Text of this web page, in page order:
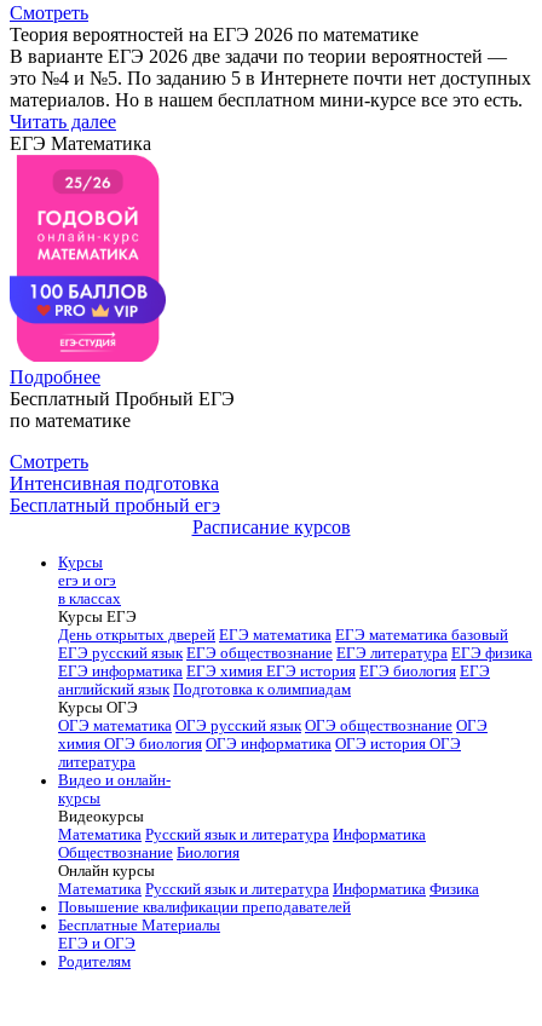
Смотреть
Теория вероятностей на ЕГЭ 2026 по математике
В варианте ЕГЭ 2026 две задачи по теории вероятностей —
это №4 и №5. По заданию 5 в Интернете почти нет доступных
материалов. Но в нашем бесплатном мини-курсе все это есть.
Читать далее
ЕГЭ Математика
Подробнее
Бесплатный Пробный ЕГЭ
по математике
Смотреть
Интенсивная подготовка
Бесплатный пробный егэ
Расписание курсов
Курсы
егэ и огэ
в классах
Курсы ЕГЭ
День открытых дверей ЕГЭ математика ЕГЭ математика базовый
ЕГЭ русский язык ЕГЭ обществознание ЕГЭ литература ЕГЭ физика
ЕГЭ информатика ЕГЭ химия ЕГЭ история ЕГЭ биология ЕГЭ
английский язык Подготовка к олимпиадам
Курсы ОГЭ
ОГЭ математика ОГЭ русский язык ОГЭ обществознание ОГЭ
химия ОГЭ биология ОГЭ информатика ОГЭ история ОГЭ
литература
Видео и онлайн-
курсы
Видеокурсы
Математика Русский язык и литература Информатика
Обществознание Биология
Онлайн курсы
Математика Русский язык и литература Информатика Физика
Повышение квалификации преподавателей
Бесплатные Материалы
ЕГЭ и ОГЭ
Родителям